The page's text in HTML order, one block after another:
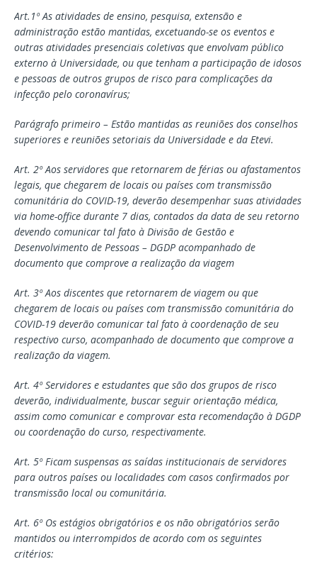
Art.1º As atividades de ensino, pesquisa, extensão e
administração estão mantidas, excetuando-se os eventos e
outras atividades presenciais coletivas que envolvam público
externo à Universidade, ou que tenham a participação de idosos
e pessoas de outros grupos de risco para complicações da
infecção pelo coronavírus;
Parágrafo primeiro – Estão mantidas as reuniões dos conselhos
superiores e reuniões setoriais da Universidade e da Etevi.
Art. 2º Aos servidores que retornarem de férias ou afastamentos
legais, que chegarem de locais ou países com transmissão
comunitária do COVID-19, deverão desempenhar suas atividades
via home-office durante 7 dias, contados da data de seu retorno
devendo comunicar tal fato à Divisão de Gestão e
Desenvolvimento de Pessoas – DGDP acompanhado de
documento que comprove a realização da viagem
Art. 3º Aos discentes que retornarem de viagem ou que
chegarem de locais ou países com transmissão comunitária do
COVID-19 deverão comunicar tal fato à coordenação de seu
respectivo curso, acompanhado de documento que comprove a
realização da viagem.
Art. 4º Servidores e estudantes que são dos grupos de risco
deverão, individualmente, buscar seguir orientação médica,
assim como comunicar e comprovar esta recomendação à DGDP
ou coordenação do curso, respectivamente.
Art. 5º Ficam suspensas as saídas institucionais de servidores
para outros países ou localidades com casos confirmados por
transmissão local ou comunitária.
Art. 6º Os estágios obrigatórios e os não obrigatórios serão
mantidos ou interrompidos de acordo com os seguintes
critérios: